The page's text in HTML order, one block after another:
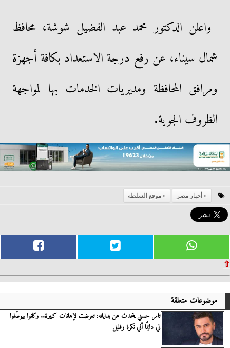
واعلن الدكتور محمد عبد الفضيل شوشة، محافظ
شمال سيناء، عن رفع درجة الاستعداد بكافة أجهزة
ومرافق المحافظة ومديريات الخدمات بها لمواجهة
الظروف الجوية.
أخبار مصر موقع السلطة
⇧
موضوعات متعلقة
تامر حسني يتحدث عن بداياته: تعرضت لإهانات كبيرة.. وكانوا بيوصّلوا
لي دايمًا أني نكرة وقليل